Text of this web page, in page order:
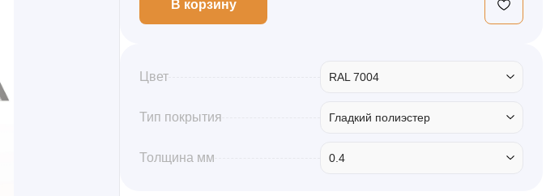
В корзину
Цвет RAL 7004
Тип покрытия Гладкий полиэстер
Толщина мм 0.4